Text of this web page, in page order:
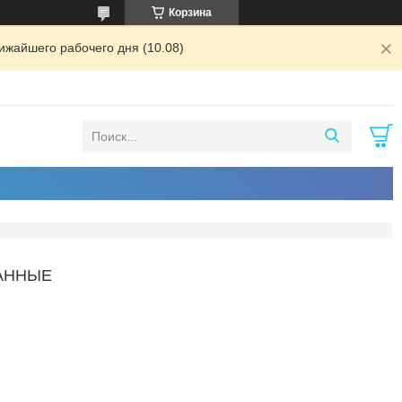
Корзина
рабочего дня (10.08)